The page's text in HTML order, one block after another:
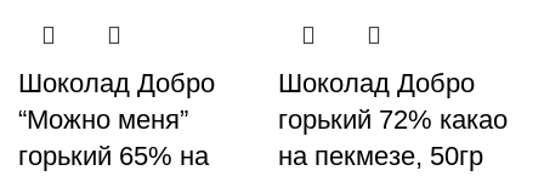
Шоколад Добро
“Можно меня”
горький 65% на
Шоколад Добро
горький 72% какао
на пекмезе, 50гр